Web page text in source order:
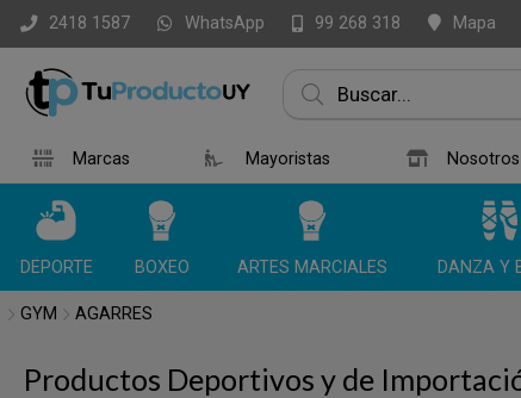
2418 1587 WhatsApp 99 268 318 Mapa
Marcas Mayoristas Nosotros
DEPORTE BOXEO ARTES MARCIALES DANZA Y
GYM AGARRES
Productos Deportivos y de